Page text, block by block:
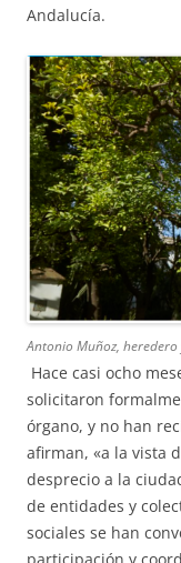
Andalucía.
Antonio Muñoz, heredero
Hace casi ocho
solicitaron
órgano, y no han
afirman, «a la vista
desprecio a la
de entidades y
sociales se han